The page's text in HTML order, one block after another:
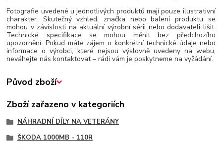
Fotografie uvedené u jednotlivých produktů mají pouze ilustrativní
charakter. Skutečný vzhled, značka nebo balení produktu se
mohou v závislosti na aktuální výrobní sérii nebo dodavateli lišit.
Technické specifikace se mohou měnit bez předchozího
upozornění. Pokud máte zájem o konkrétní technické údaje nebo
informace o výrobci, které nejsou výslovně uvedeny na webu,
neváhejte nás kontaktovat – rádi vám je poskytneme na vyžádání.
Původ zboží
Zboží zařazeno v kategoriích
NÁHRADNÍ DÍLY NA VETERÁNY
ŠKODA 1000MB - 110R